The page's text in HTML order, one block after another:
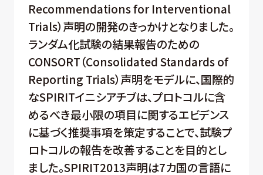
Recommendations for Interventional
Trials）声明の開発のきっかけとなりました。
ランダム化試験の結果報告のための
CONSORT（Consolidated Standards of
Reporting Trials）声明をモデルに、国際的
なSPIRITイニシアチブは、プロトコルに含
めるべき最小限の項目に関するエビデンス
に基づく推奨事項を策定することで、試験プ
ロトコルの報告を改善することを目的とし
ました。SPIRIT2013声明は7カ国の言語に